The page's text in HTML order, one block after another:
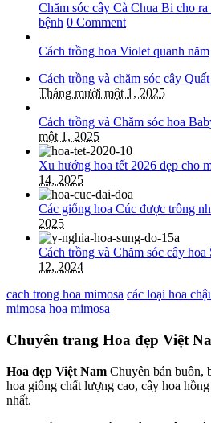
Chăm sóc cây Cà Chua Bi cho
bệnh 0 Comment
Cách trồng hoa Violet quanh năm
Cách trồng và chăm sóc cây
Tháng mười một 1, 2025
Cách trồng và Chăm sóc hoa
một 1, 2025
Xu hướng hoa tết 2026 đẹp cho
14, 2025
Các giống hoa Cúc được trồng
2025
Cách trồng và Chăm sóc cây hoa
12, 2024
cach trong hoa mimosa các loại hoa
mimosa hoa mimosa
Chuyên trang Hoa đẹp Việt
Hoa đẹp Việt Nam Chuyên bán buôn,
hoa giống chất lượng cao, cây hoa
nhất.